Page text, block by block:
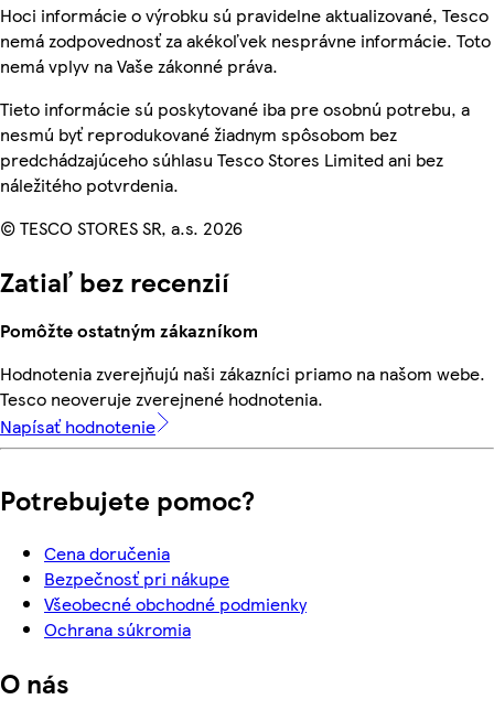
Hoci informácie o výrobku sú pravidelne aktualizované, Tesco
nemá zodpovednosť za akékoľvek nesprávne informácie. Toto
nemá vplyv na Vaše zákonné práva.
Tieto informácie sú poskytované iba pre osobnú potrebu, a
nesmú byť reprodukované žiadnym spôsobom bez
predchádzajúceho súhlasu Tesco Stores Limited ani bez
náležitého potvrdenia.
© TESCO STORES SR, a.s. 2026
Zatiaľ bez recenzií
Pomôžte ostatným zákazníkom
Hodnotenia zverejňujú naši zákazníci priamo na našom webe.
Tesco neoveruje zverejnené hodnotenia.
Napísať hodnotenie
Potrebujete pomoc?
Cena doručenia
Bezpečnosť pri nákupe
Všeobecné obchodné podmienky
Ochrana súkromia
O nás